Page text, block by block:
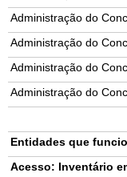
Administração do
Administração do
Administração do
Administração do
Entidades que
Acesso: Inventário